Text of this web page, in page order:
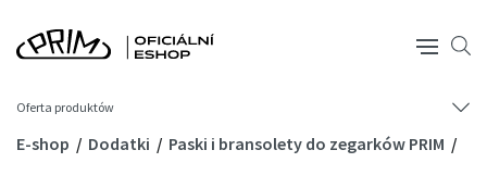
Oferta produktów
E-shop Dodatki Paski i bransolety do zegarków PRIM